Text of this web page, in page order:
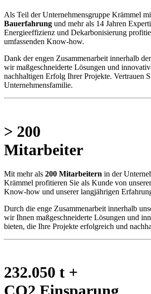
Als Teil der Unternehmensgruppe Krämmel
Bauerfahrung und mehr als 14 Jahren
Energieeffizienz und Dekarbonisierung
umfassenden Know-how.
Dank der engen Zusammenarbeit innerhalb
wir maßgeschneiderte Lösungen und
nachhaltigen Erfolg Ihrer Projekte. Vertrauen
Unternehmensfamilie.
> 200
Mitarbeiter
Mit mehr als 200 Mitarbeitern in der
Krämmel profitieren Sie als Kunde von
Know-how und unserer langjährigen
Durch die enge Zusammenarbeit innerhalb
wir Ihnen maßgeschneiderte Lösungen und
bieten, die Ihre Projekte erfolgreich und
232.050 t +